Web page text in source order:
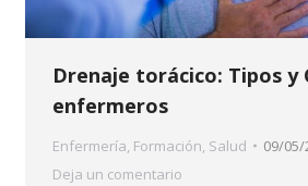
Drenaje torácico: Tipos y
enfermeros
Enfermería, Formación, Salud
09/05/
Deja un comentario